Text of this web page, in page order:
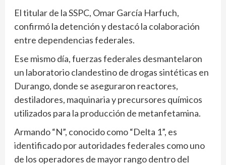
El titular de la SSPC, Omar García Harfuch,
confirmó la detención y destacó la colaboración
entre dependencias federales.
Ese mismo día, fuerzas federales desmantelaron
un laboratorio clandestino de drogas sintéticas en
Durango, donde se aseguraron reactores,
destiladores, maquinaria y precursores químicos
utilizados para la producción de metanfetamina.
Armando “N”, conocido como “Delta 1”, es
identificado por autoridades federales como uno
de los operadores de mayor rango dentro del